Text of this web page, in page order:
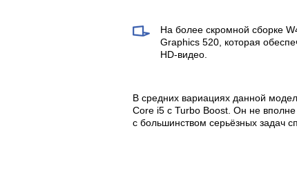
На более скромной сборке
Graphics 520, которая
HD-видео.
В средних вариациях данной
Core i5 с Turbo Boost. Он не
с большинством серьёзных задач